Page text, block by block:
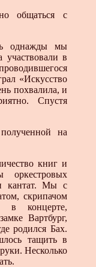
общаться с
однажды мы
участвовали в
«Искусство
похвалила, и
Спустя
на
книг и
кантат. Мы с
скрипачом
в концерте,
Вартбург,
родился Бах.
тащить в
Несколько